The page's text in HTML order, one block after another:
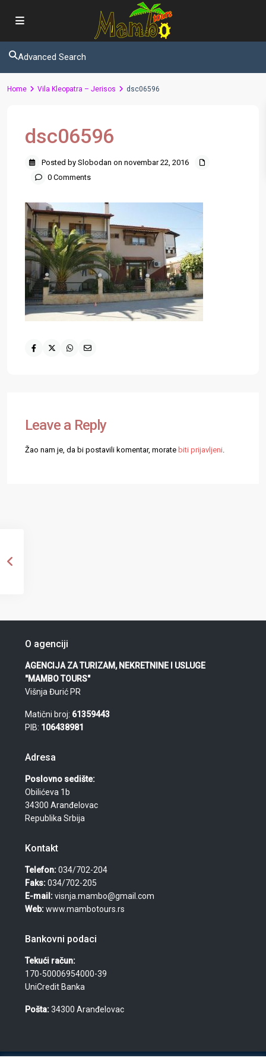
Advanced Search
Home Vila Kleopatra – Jerisos dsc06596
dsc06596
Posted by Slobodan on novembar 22, 2016
0 Comments
Leave a Reply
Žao nam je, da bi postavili komentar, morate biti prijavljeni.
O agenciji
AGENCIJA ZA TURIZAM, NEKRETNINE I USLUGE
"MAMBO TOURS"
Višnja Đurić PR
Matični broj: 61359443
PIB: 106438981
Adresa
Poslovno sedište:
Obilićeva 1b
34300 Aranđelovac
Republika Srbija
Kontakt
Telefon:034/702-204
Faks:034/702-205
E-mail:visnja.mambo@gmail.com
Web:www.mambotours.rs
Bankovni podaci
Tekući račun:
170-50006954000-39
UniCredit Banka
Pošta:34300 Aranđelovac